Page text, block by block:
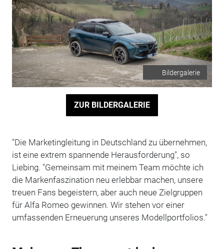
Bildergalerie
ZUR BILDERGALERIE
"Die Marketingleitung in Deutschland zu übernehmen,
ist eine extrem spannende Herausforderung", so
Liebing. "Gemeinsam mit meinem Team möchte ich
die Markenfaszination neu erlebbar machen, unsere
treuen Fans begeistern, aber auch neue Zielgruppen
für Alfa Romeo gewinnen. Wir stehen vor einer
umfassenden Erneuerung unseres Modellportfolios."